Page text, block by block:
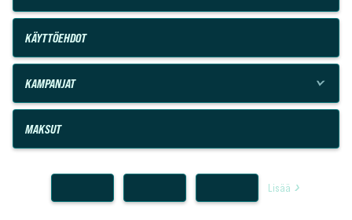
KÄYTTÖEHDOT
KAMPANJAT
MAKSUT
Lisää